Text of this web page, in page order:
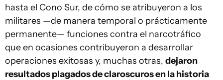
hasta el Cono Sur, de cómo se atribuyeron a los
militares —de manera temporal o prácticamente
permanente— funciones contra el narcotráfico
que en ocasiones contribuyeron a desarrollar
operaciones exitosas y, muchas otras, dejaron
resultados plagados de claroscuros en la historia